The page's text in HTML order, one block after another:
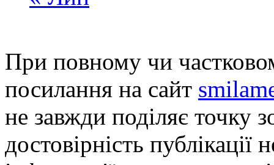
При повному чи
посилання на сайт
не завжди поділяє точку
достовірність публікації